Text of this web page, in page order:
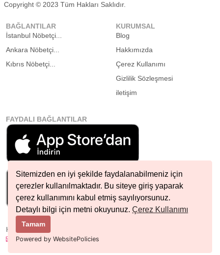
Sitemizden en iyi şekilde faydalanabilmeniz için
çerezler kullanılmaktadır. Bu siteye giriş yaparak
çerez kullanımını kabul etmiş sayılıyorsunuz.
Detaylı bilgi için metni okuyunuz. Çerez Kullanımı
Tamam
Powered by WebsitePolicies
Copyright © 2023 Tüm Hakları Saklıdır.
BAĞLANTILAR
İstanbul Nöbetçi...
Ankara Nöbetçi...
Kıbrıs Nöbetçi...
KURUMSAL
Blog
Hakkımızda
Çerez Kullanımı
Gizlilik Sözleşmesi
iletişim
FAYDALI BAĞLANTILAR
HIZLI İLETIŞIM
info@nobetcieczane.net